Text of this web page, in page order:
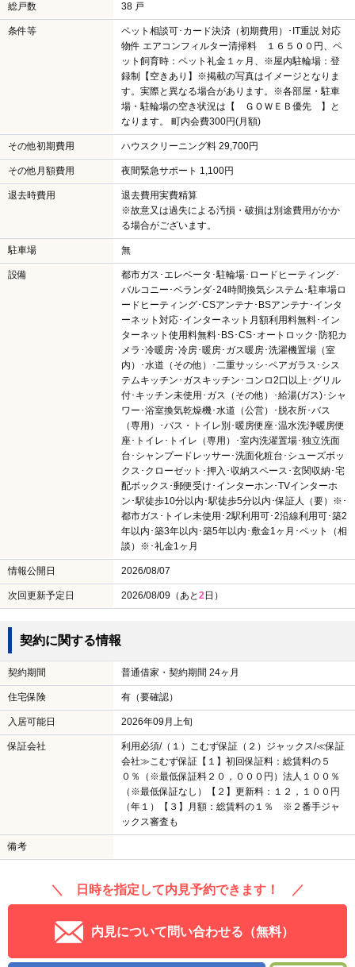
総戸数 38 戸
条件等
ペット相談可･カード決済（初期費用）･IT重説 対応
物件 エアコンフィルター清掃料 １６５００円、ペ
ット飼育時：ペット礼金１ヶ月、※屋内駐輪場：登
録制【空きあり】※掲載の写真はイメージとなりま
す。実際と異なる場合があります。※各部屋・駐車
場・駐輪場の空き状況は【 ＧＯＷＥＢ優先 】と
なります。 町内会費300円(月額)
その他初期費用 ハウスクリーニング料 29,700円
その他月額費用 夜間緊急サポート 1,100円
退去時費用
退去費用実費精算
※故意又は過失による汚損・破損は別途費用がかか
る場合がございます。
駐車場 無
設備
都市ガス･エレベータ･駐輪場･ロードヒーティング･
バルコニー･ベランダ･24時間換気システム･駐車場ロ
ードヒーティング･CSアンテナ･BSアンテナ･インタ
ーネット対応･インターネット月額利用料無料･イン
ターネット使用料無料･BS･CS･オートロック･防犯カ
メラ･冷暖房･冷房･暖房･ガス暖房･洗濯機置場（室
内）･水道（その他）･二重サッシ･ペアガラス･シス
テムキッチン･ガスキッチン･コンロ2口以上･グリル
付･キッチン未使用･ガス（その他）･給湯(ガス)･シャ
ワー･浴室換気乾燥機･水道（公営）･脱衣所･バス
（専用）･バス・トイレ別･暖房便座･温水洗浄暖房便
座･トイレ･トイレ（専用）･室内洗濯置場･独立洗面
台･シャンプードレッサー･洗面化粧台･シューズボッ
クス･クローゼット･押入･収納スペース･玄関収納･宅
配ボックス･郵便受け･インターホン･TVインターホ
ン･駅徒歩10分以内･駅徒歩5分以内･保証人（要）※･
都市ガス･トイレ未使用･2駅利用可･2沿線利用可･築2
年以内･築3年以内･築5年以内･敷金1ヶ月･ペット（相
談）※･礼金1ヶ月
情報公開日 2026/08/07
次回更新予定日 2026/08/09（あと2日）
契約に関する情報
契約期間 普通借家・契約期間 24ヶ月
住宅保険 有（要確認）
入居可能日 2026年09月上旬
保証会社
利用必須/（１）こむず保証（２）ジャックス/≪保証
会社≫こむず保証【１】初回保証料：総賃料の５
０％（※最低保証料２０，０００円）法人１００％
（※最低保証なし）【２】更新料：１２，１００円
（年１）【３】月額：総賃料の１％ ※２番手ジャ
ックス審査も
備考
＼ 日時を指定して内見予約できます！ ／
内見について問い合わせる（無料）